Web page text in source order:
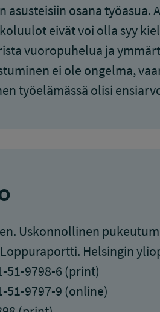
asusteisiin osana
eivät voi olla syy
vuoropuhelua ja
ei ole ongelma,
työelämässä olisi
Uskonnollinen
Helsingin
51-9798-6 (print)
51-9797-9 (online)